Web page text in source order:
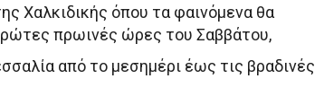
Χαλκιδικής όπου τα φαινόμενα θα
πρωινές ώρες του Σαββάτου,
από το μεσημέρι έως τις βραδινές